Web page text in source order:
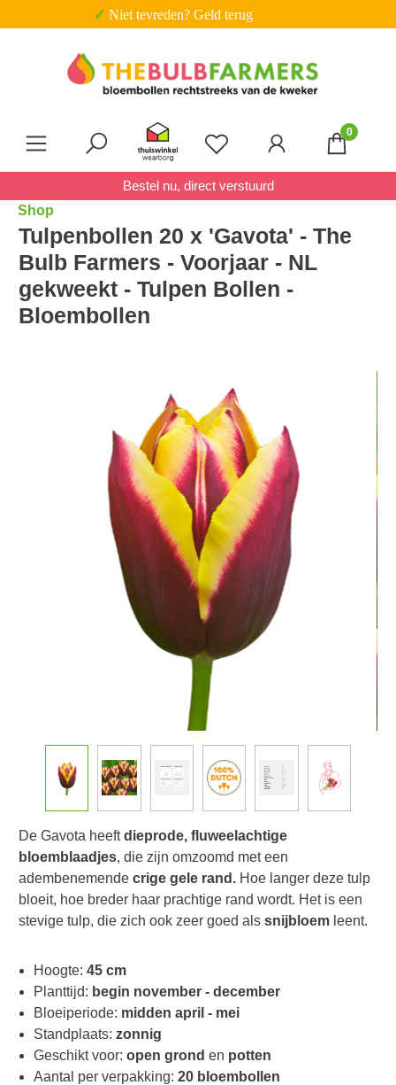
Ga naar de hoofdinhoud✓ Niet tevreden? Geld terug
Je hebt 0 items op je
0
Bestel nu, direct verstuurd
Shop
Tulpenbollen 20 x 'Gavota' - The
Bulb Farmers - Voorjaar - NL
gekweekt - Tulpen Bollen -
Bloembollen
De Gavota heeftdieprode, fluweelachtige
bloemblaadjes, die zijn omzoomd met een
adembenemende crige gele rand. Hoe langer deze tulp
bloeit, hoe breder haar prachtige rand wordt. Het is een
stevige tulp, die zich ook zeer goed als snijbloem leent.
Hoogte: 45 cm
Planttijd: begin november - december
Bloeiperiode: midden april - mei
Standplaats: zonnig
Geschikt voor: open grond en potten
Aantal per verpakking: 20 bloembollen